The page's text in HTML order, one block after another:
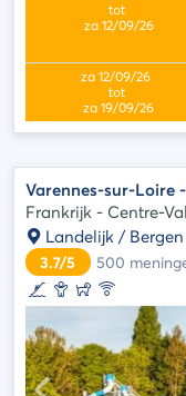
Varennes-sur-Loire
Frankrijk - Centre-
Landelijk / Bergen
3.7/5 500